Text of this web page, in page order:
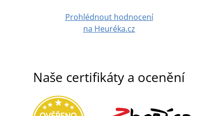
Prohlédnout hodnocení
na Heuréka.cz
Naše certifikáty a ocenění